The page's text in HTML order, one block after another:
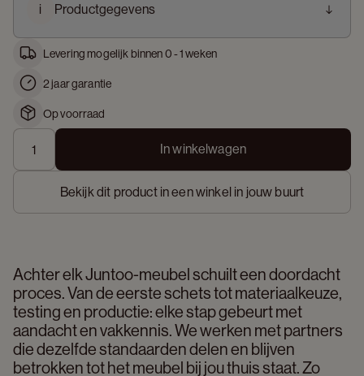
i Productgegevens
Levering mogelijk binnen 0 - 1 weken
2 jaar garantie
Op voorraad
In winkelwagen
Bekijk dit product in een winkel in jouw buurt
Achter elk Juntoo-meubel schuilt een doordacht
proces. Van de eerste schets tot materiaalkeuze,
testing en productie: elke stap gebeurt met
aandacht en vakkennis. We werken met partners
die dezelfde standaarden delen en blijven
betrokken tot het meubel bij jou thuis staat. Zo